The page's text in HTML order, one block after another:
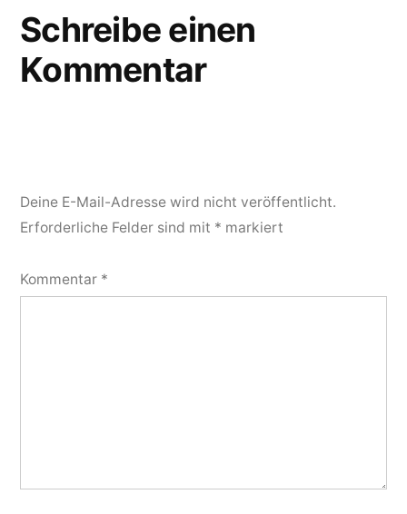
Schreibe einen
Kommentar
Deine E-Mail-Adresse wird nicht veröffentlicht.
Erforderliche Felder sind mit * markiert
Kommentar *